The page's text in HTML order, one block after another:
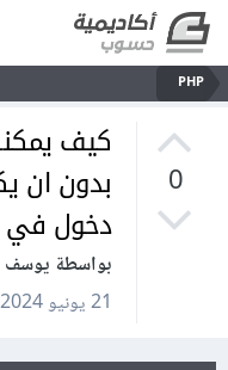
PHP
0
كيف
بدون ان
دخول في laravel
بواسطة يوسف
21 يونيو 2024